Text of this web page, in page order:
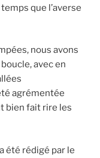
que l’averse
nous avons
avec en
agrémentée
bien fait rire les
été rédigé par le